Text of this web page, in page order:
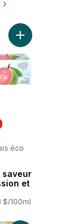
éco
saveur
et
$/100ml